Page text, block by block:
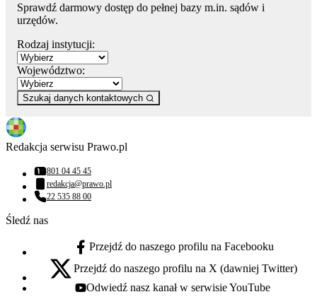
Sprawdź darmowy dostęp do pełnej bazy m.in. sądów i
urzędów.
Rodzaj instytucji:
Województwo:
Szukaj danych kontaktowych
Redakcja serwisu Prawo.pl
Numer telefonu:
801 04 45 45
Adres email:
redakcja@prawo.pl
Numer telefonu:
22 535 88 00
Śledź nas
facebook - otwiera się w nowej karcie
Przejdź do naszego profilu na Facebooku
x - otwiera się w nowej karcie
Przejdź do naszego profilu na X (dawniej Twitter)
youtube - otwiera się w nowej karcie
Odwiedź nasz kanał w serwisie YouTube